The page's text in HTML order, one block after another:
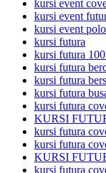
kursi event
kursi event
kursi event
kursi futura
kursi futura
kursi futura
kursi futura
kursi futura
kursi futura
KURSI
kursi futura
kursi futura
KURSI
kursi futura